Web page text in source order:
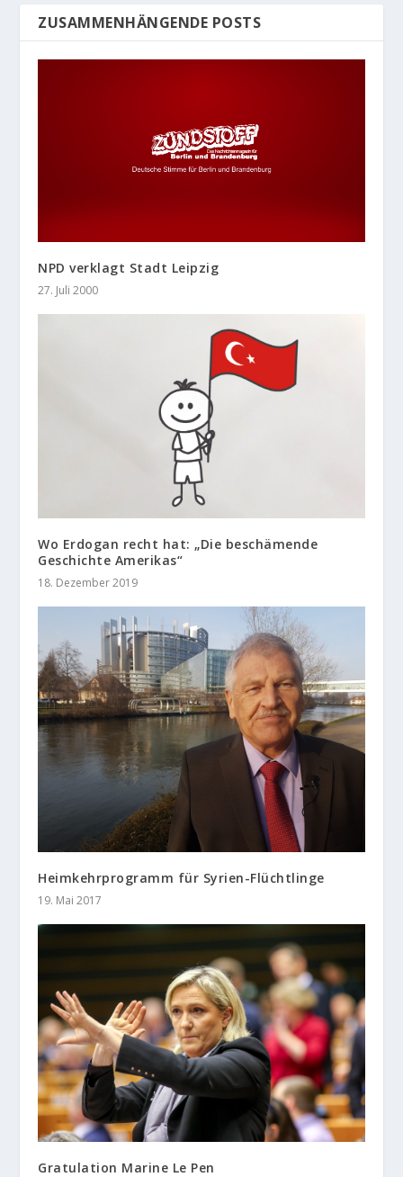
ZUSAMMENHÄNGENDE POSTS
NPD verklagt Stadt Leipzig
27. Juli 2000
Wo Erdogan recht hat: „Die beschämende
Geschichte Amerikas“
18. Dezember 2019
Heimkehrprogramm für Syrien-Flüchtlinge
19. Mai 2017
Gratulation Marine Le Pen